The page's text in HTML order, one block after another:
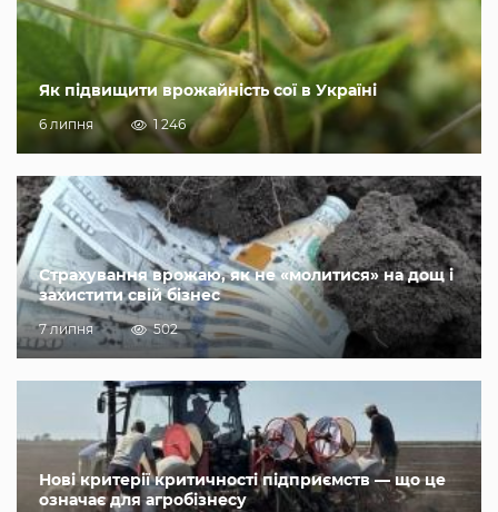
Як підвищити врожайність сої в Україні
6 липня 1 246
Страхування врожаю, як не «молитися» на дощ і
захистити свій бізнес
7 липня 502
Нові критерії критичності підприємств — що це
означає для агробізнесу